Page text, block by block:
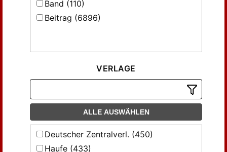
Band (110)
Beitrag (6896)
VERLAGE
ALLE AUSWÄHLEN
Deutscher Zentralverl. (450)
Haufe (433)